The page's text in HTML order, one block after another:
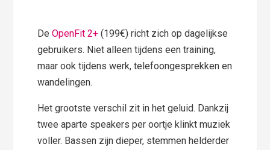
DeOpenFit 2+ (199€) richt zich op dagelijkse
gebruikers. Niet alleen tijdens een training,
maar ook tijdens werk, telefoongesprekken en
wandelingen.
Het grootste verschil zit in het geluid. Dankzij
twee aparte speakers per oortje klinkt muziek
voller. Bassen zijn dieper, stemmen helderder